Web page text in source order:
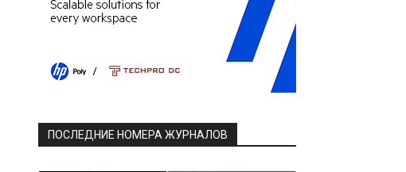
ПОСЛЕДНИЕ НОМЕРА ЖУРНАЛОВ